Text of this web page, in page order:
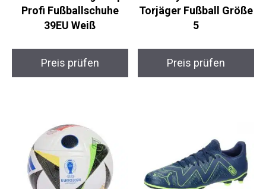
Profi Fußballschuhe
39EU Weiß
Preis prüfen
Torjäger Fußball Größe
5
Preis prüfen